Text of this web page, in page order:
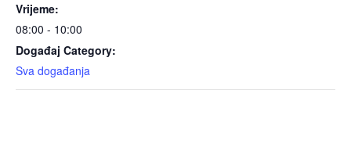
Vrijeme:
08:00 - 10:00
Događaj Category:
Sva događanja